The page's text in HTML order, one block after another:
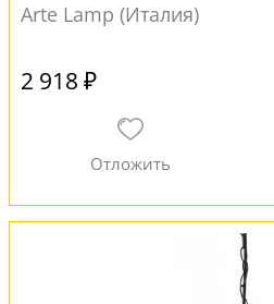
Arte Lamp (Италия)
2 918 ₽